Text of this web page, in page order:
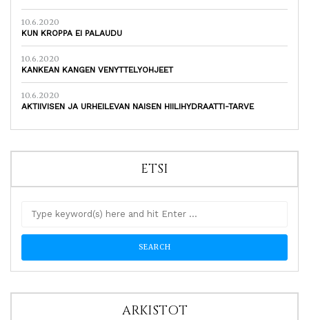
10.6.2020
KUN KROPPA EI PALAUDU
10.6.2020
KANKEAN KANGEN VENYTTELYOHJEET
10.6.2020
AKTIIVISEN JA URHEILEVAN NAISEN HIILIHYDRAATTI-TARVE
ETSI
ARKISTOT